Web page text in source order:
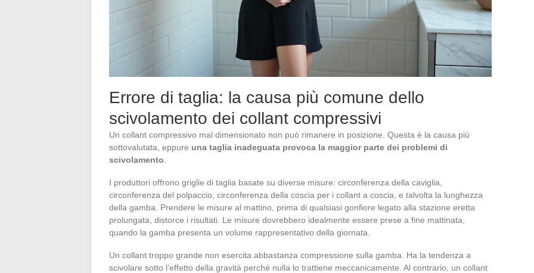
Errore di taglia: la causa più comune dello
scivolamento dei collant compressivi
Un collant compressivo mal dimensionato non può rimanere in posizione. Questa è la causa più
sottovalutata, eppure una taglia inadeguata provoca la maggior parte dei problemi di
scivolamento
I produttori offrono griglie di taglia basate su diverse misure: circonferenza della caviglia,
circonferenza del polpaccio, circonferenza della coscia per i collant a coscia, e talvolta la lunghezza
della gamba. Prendere le misure al mattino, prima di qualsiasi gonfiore legato alla stazione eretta
prolungata, distorce i risultati. Le misure dovrebbero idealmente essere prese a fine mattinata,
quando la gamba presenta un volume rappresentativo della giornata.
Un collant troppo grande non esercita abbastanza compressione sulla gamba. Ha la tendenza a
scivolare sotto l’effetto della gravità perché nulla lo trattiene meccanicamente. Al contrario, un collant